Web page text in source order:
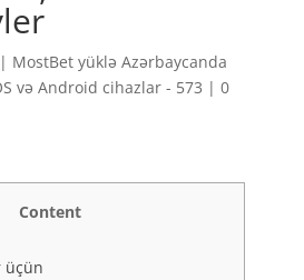
| MostBet yüklə Azərbaycanda
və Android cihazlar - 573 | 0
Content
üçün